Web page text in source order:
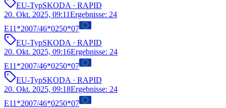
EU-TypSKODA · RAPID
20. Okt. 2025, 09:11Ergebnisse: 24
E11*2007/46*0250*07
EU-TypSKODA · RAPID
20. Okt. 2025, 09:16Ergebnisse: 24
E11*2007/46*0250*07
EU-TypSKODA · RAPID
20. Okt. 2025, 09:18Ergebnisse: 24
E11*2007/46*0250*07